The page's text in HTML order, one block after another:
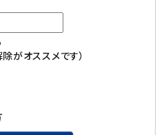
がオススメです）